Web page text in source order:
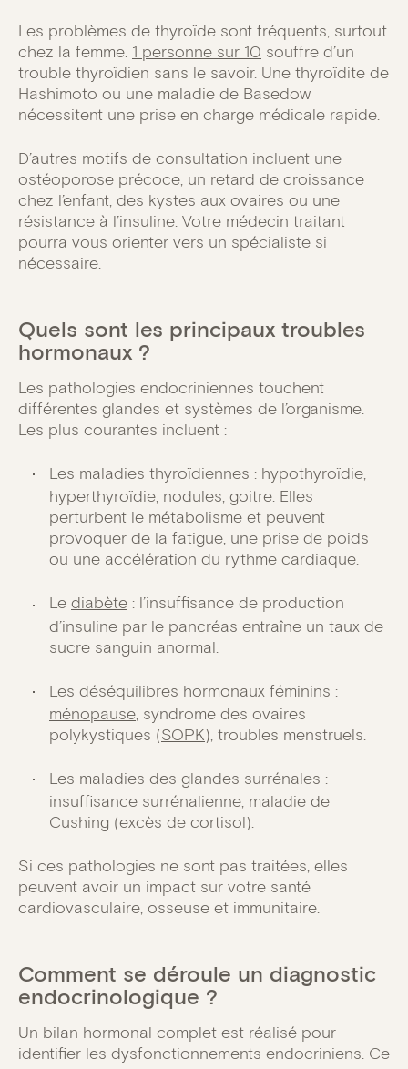
Les problèmes de thyroïde sont fréquents, surtout
chez la femme. 1 personne sur 10 souffre d’un
trouble thyroïdien sans le savoir. Une thyroïdite de
Hashimoto ou une maladie de Basedow
nécessitent une prise en charge médicale rapide.
D’autres motifs de consultation incluent une
ostéoporose précoce, un retard de croissance
chez l’enfant, des kystes aux ovaires ou une
résistance à l’insuline. Votre médecin traitant
pourra vous orienter vers un spécialiste si
nécessaire.
Quels sont les principaux troubles
hormonaux ?
Les pathologies endocriniennes touchent
différentes glandes et systèmes de l’organisme.
Les plus courantes incluent :
Les maladies thyroïdiennes : hypothyroïdie,
hyperthyroïdie, nodules, goitre. Elles
perturbent le métabolisme et peuvent
provoquer de la fatigue, une prise de poids
ou une accélération du rythme cardiaque.
Le diabète : l’insuffisance de production
d’insuline par le pancréas entraîne un taux de
sucre sanguin anormal.
Les déséquilibres hormonaux féminins :
ménopause, syndrome des ovaires
polykystiques (SOPK), troubles menstruels.
Les maladies des glandes surrénales :
insuffisance surrénalienne, maladie de
Cushing (excès de cortisol).
Si ces pathologies ne sont pas traitées, elles
peuvent avoir un impact sur votre santé
cardiovasculaire, osseuse et immunitaire.
Comment se déroule un diagnostic
endocrinologique ?
Un bilan hormonal complet est réalisé pour
identifier les dysfonctionnements endocriniens. Ce